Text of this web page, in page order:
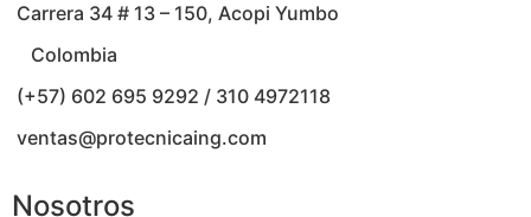
Carrera 34 # 13 – 150, Acopi Yumbo
Colombia
(+57) 602 695 9292 / 310 4972118
ventas@protecnicaing.com
Nosotros